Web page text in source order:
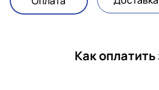
Как оплатить